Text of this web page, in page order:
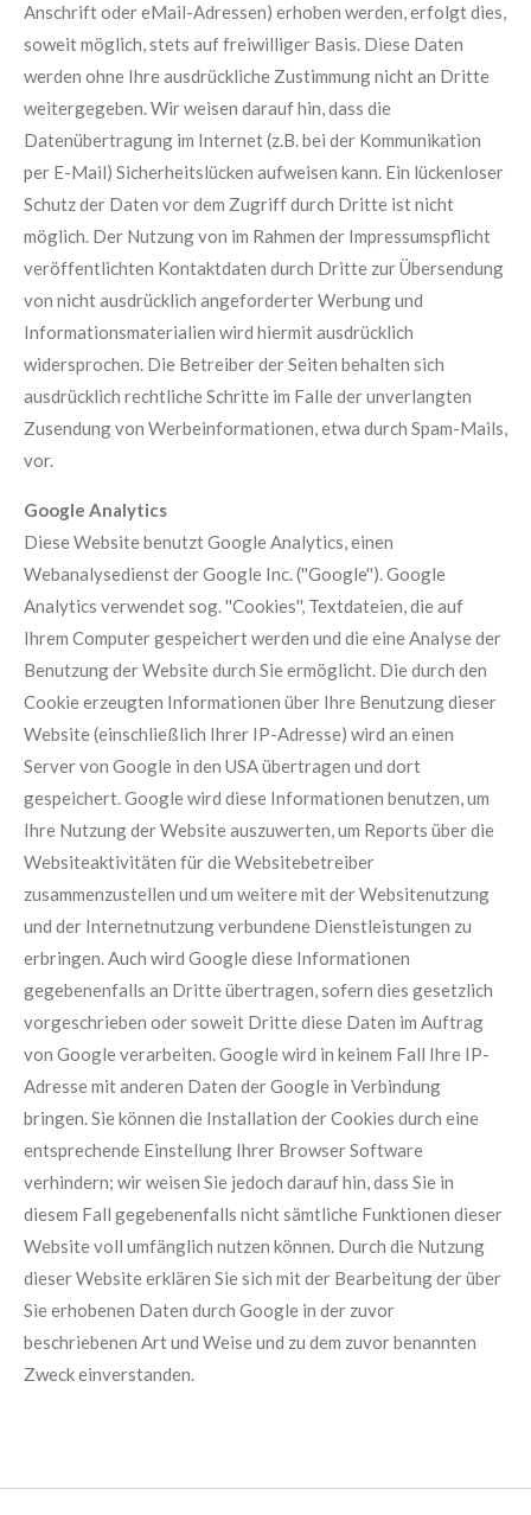
Anschrift oder eMail-Adressen) erhoben werden, erfolgt dies,
soweit möglich, stets auf freiwilliger Basis. Diese Daten
werden ohne Ihre ausdrückliche Zustimmung nicht an Dritte
weitergegeben. Wir weisen darauf hin, dass die
Datenübertragung im Internet (z.B. bei der Kommunikation
per E-Mail) Sicherheitslücken aufweisen kann. Ein lückenloser
Schutz der Daten vor dem Zugriff durch Dritte ist nicht
möglich. Der Nutzung von im Rahmen der Impressumspflicht
veröffentlichten Kontaktdaten durch Dritte zur Übersendung
von nicht ausdrücklich angeforderter Werbung und
Informationsmaterialien wird hiermit ausdrücklich
widersprochen. Die Betreiber der Seiten behalten sich
ausdrücklich rechtliche Schritte im Falle der unverlangten
Zusendung von Werbeinformationen, etwa durch Spam-Mails,
vor.
Google Analytics
Diese Website benutzt Google Analytics, einen
Webanalysedienst der Google Inc. (''Google''). Google
Analytics verwendet sog. ''Cookies'', Textdateien, die auf
Ihrem Computer gespeichert werden und die eine Analyse der
Benutzung der Website durch Sie ermöglicht. Die durch den
Cookie erzeugten Informationen über Ihre Benutzung dieser
Website (einschließlich Ihrer IP-Adresse) wird an einen
Server von Google in den USA übertragen und dort
gespeichert. Google wird diese Informationen benutzen, um
Ihre Nutzung der Website auszuwerten, um Reports über die
Websiteaktivitäten für die Websitebetreiber
zusammenzustellen und um weitere mit der Websitenutzung
und der Internetnutzung verbundene Dienstleistungen zu
erbringen. Auch wird Google diese Informationen
gegebenenfalls an Dritte übertragen, sofern dies gesetzlich
vorgeschrieben oder soweit Dritte diese Daten im Auftrag
von Google verarbeiten. Google wird in keinem Fall Ihre IP-
Adresse mit anderen Daten der Google in Verbindung
bringen. Sie können die Installation der Cookies durch eine
entsprechende Einstellung Ihrer Browser Software
verhindern; wir weisen Sie jedoch darauf hin, dass Sie in
diesem Fall gegebenenfalls nicht sämtliche Funktionen dieser
Website voll umfänglich nutzen können. Durch die Nutzung
dieser Website erklären Sie sich mit der Bearbeitung der über
Sie erhobenen Daten durch Google in der zuvor
beschriebenen Art und Weise und zu dem zuvor benannten
Zweck einverstanden.